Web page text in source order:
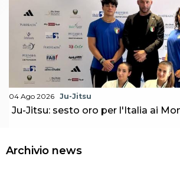
04 Ago 2026 Ju-Jitsu
Ju-Jitsu: sesto oro per l'Italia ai
Archivio news